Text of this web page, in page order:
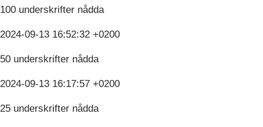
100 underskrifter nådda
2024-09-13 16:52:32 +0200
50 underskrifter nådda
2024-09-13 16:17:57 +0200
25 underskrifter nådda